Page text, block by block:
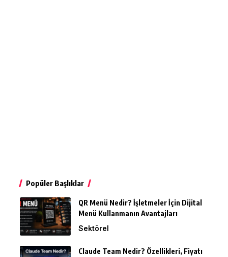
Popüler Başlıklar
QR Menü Nedir? İşletmeler İçin Dijital
Menü Kullanmanın Avantajları
Sektörel
Claude Team Nedir? Özellikleri, Fiyatı